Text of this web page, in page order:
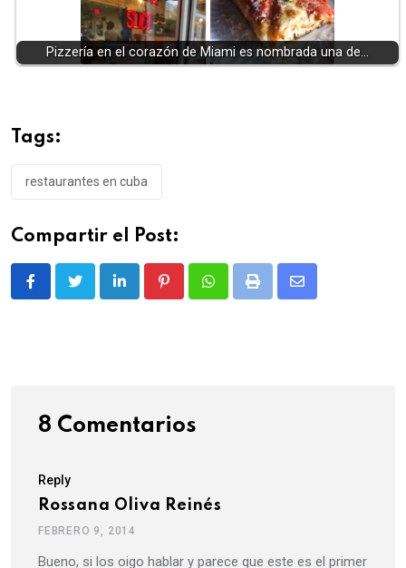
Pizzería en el corazón de Miami es nombrada una de…
Tags:
restaurantes en cuba
Compartir el Post:
LinkedIn PinterestWhatsappPrint
Share
8 Comentarios
Reply
Rossana Oliva Reinés
FEBRERO 9, 2014
Bueno, si los oigo hablar y parece que este es el primer